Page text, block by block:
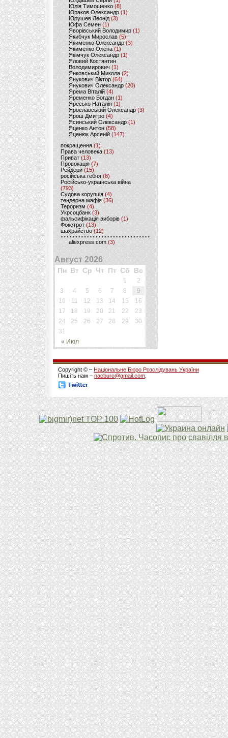
Юлія Тимошенко (8)
Юраков Олександр (1)
Юрушев Леонід (3)
Юфа Семен (1)
Яворівський Володимир (1)
Якибчук Мирослав (5)
Якименко Олександр (3)
Якименко Олена(1)
Якімчук Олександр (1)
Яловий Костянтин
Володимирович (1)
Янковський Микола(2)
Янукович Віктор (64)
Янукович Олександр(20)
Ярема Віталій(4)
Яременко Богдан(1)
Яресько Наталія(1)
Ярославський Олександр (3)
Ярош Дмитро (4)
Ясинський Олександр (1)
Яценко Антон(58)
Яценюк Арсеній (147)
покращення (1)
Права человека(13)
Приват (13)
Провокація (7)
Рейдери (15)
російська гебня (8)
Російсько-українська війна
(793)
Судова корупція (4)
тендерна мафія (36)
Тероризм (4)
Укрсоцбанк (3)
фальсифікація виборів (1)
Фокстрот(13)
шахрайство (12)
aliexpress.com (3)
Август 2026
Пн Вт Ср Чт Пт Сб Вс
« Июл
1
2
3
4 5 6 7 8
9
10
11 12 13 14 15
16
17
18 19 20 21 22
23
24
25 26 27 28 29
30
31
Copyright © – Національне Бюро Розслідувань України
Пишіть нам – nacburo@gmail.com